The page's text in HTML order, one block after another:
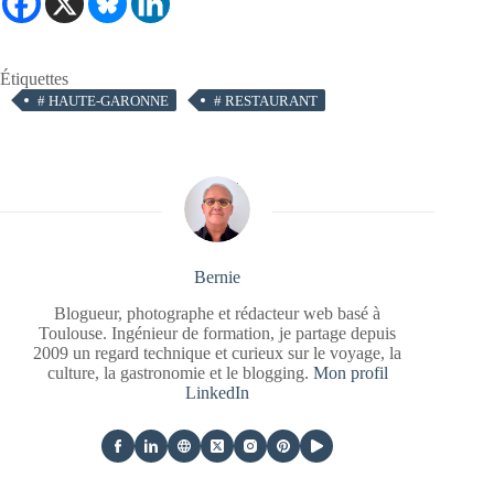
Étiquettes
# HAUTE-GARONNE # RESTAURANT
Bernie
Blogueur, photographe et rédacteur web basé à
Toulouse. Ingénieur de formation, je partage depuis
2009 un regard technique et curieux sur le voyage, la
culture, la gastronomie et le blogging. Mon profil
LinkedIn